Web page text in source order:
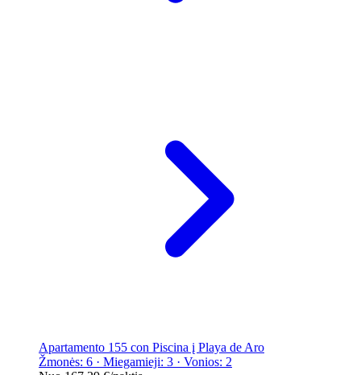
Apartamento 155 con Piscina į Playa de Aro
Žmonės: 6 · Miegamieji: 3 · Vonios: 2